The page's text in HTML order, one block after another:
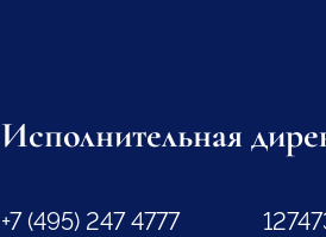
Исполнительная
+7 (495) 247 4777